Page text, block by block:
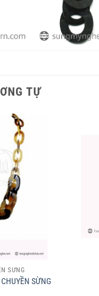
TỰ
SỪNG
SỪNG